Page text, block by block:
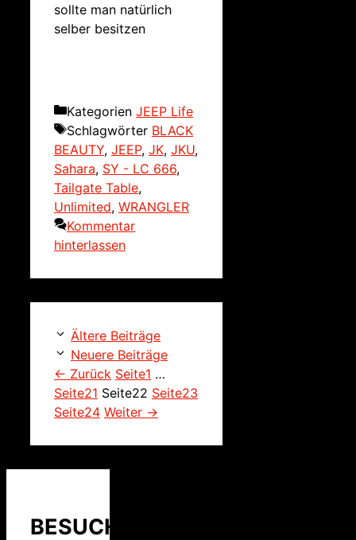
sollte man natürlich
selber besitzen
Kategorien JEEP Life
Schlagwörter BLACK
BEAUTY, JEEP, JK, JKU,
Sahara, SY - LC 666,
Tailgate Table,
Unlimited, WRANGLER
Kommentar
hinterlassen
Ältere Beiträge
Neuere Beiträge
← Zurück Seite1 …
Seite21 Seite22 Seite23
Seite24 Weiter →
BESUCHER